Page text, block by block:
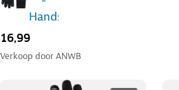
16,99
Verkoop doorANWB